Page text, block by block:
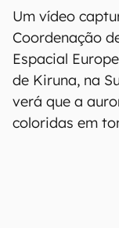
Um vídeo
Coordenação
Espacial
de Kiruna, na
verá que a
coloridas em